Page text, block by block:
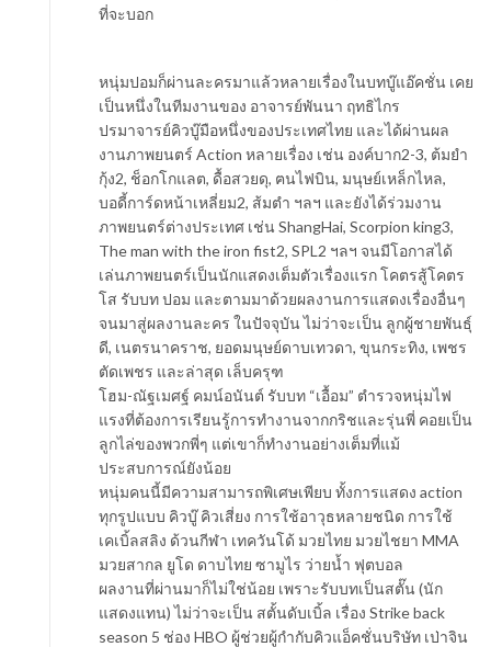
ที่จะบอก
หนุ่มปอมก็ผ่านละครมาแล้วหลายเรื่องในบทบู๊แอ๊คชั่น เคย
เป็นหนึ่งในทีมงานของ อาจารย์พันนา ฤทธิไกร
ปรมาจารย์คิวบู๊มือหนึ่งของประเทศไทย และได้ผ่านผล
งานภาพยนตร์ Action หลายเรื่อง เช่น องค์บาก2-3, ต้มยำ
กุ้ง2, ช็อกโกแลต, ดื้อสวยดุ, ฅนไฟบิน, มนุษย์เหล็กไหล,
บอดี้การ์ดหน้าเหลี่ยม2, ส้มตำ ฯลฯ และยังได้ร่วมงาน
ภาพยนตร์ต่างประเทศ เช่น ShangHai, Scorpion king3,
The man with the iron fist2, SPL2 ฯลฯ จนมีโอกาสได้
เล่นภาพยนตร์เป็นนักแสดงเต็มตัวเรื่องแรก โคตรสู้โคตร
โส รับบท ปอม และตามมาด้วยผลงานการแสดงเรื่องอื่นๆ
จนมาสู่ผลงานละคร ในปัจจุบัน ไม่ว่าจะเป็น ลูกผู้ชายพันธุ์
ดี, เนตรนาคราช, ยอดมนุษย์ดาบเทวดา, ขุนกระทิง, เพชร
ตัดเพชร และล่าสุด เล็บครุฑ
โฮม-ณัฐเมศฐ์ คมน์อนันต์ รับบท “เอื้อม” ตำรวจหนุ่มไฟ
แรงที่ต้องการเรียนรู้การทำงานจากกริชและรุ่นพี่ คอยเป็น
ลูกไล่ของพวกพี่ๆ แต่เขาก็ทำงานอย่างเต็มที่แม้
ประสบการณ์ยังน้อย
หนุ่มคนนี้มีความสามารถพิเศษเพียบ ทั้งการแสดง action
ทุกรูปแบบ คิวบู๊ คิวเสี่ยง การใช้อาวุธหลายชนิด การใช้
เคเบิ้ลสลิง ด้วนกีฬา เทควันโด้ มวยไทย มวยไชยา MMA
มวยสากล ยูโด ดาบไทย ซามูไร ว่ายน้ำ ฟุตบอล
ผลงานที่ผ่านมาก็ไม่ใช่น้อย เพราะรับบทเป็นสตั๊น (นัก
แสดงแทน) ไม่ว่าจะเป็น สตั้นดับเบิ้ล เรื่อง Strike back
season 5 ช่อง HBO ผู้ช่วยผู้กำกับคิวแอ็คชั่นบริษัท เป่าจิน